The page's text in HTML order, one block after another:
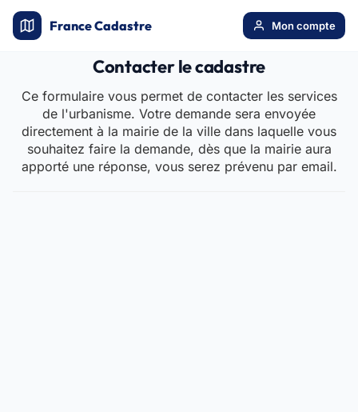
France Cadastre Mon compte
Contacter le cadastre
Ce formulaire vous permet de contacter les services
de l'urbanisme. Votre demande sera envoyée
directement à la mairie de la ville dans laquelle vous
souhaitez faire la demande, dès que la mairie aura
apporté une réponse, vous serez prévenu par email.